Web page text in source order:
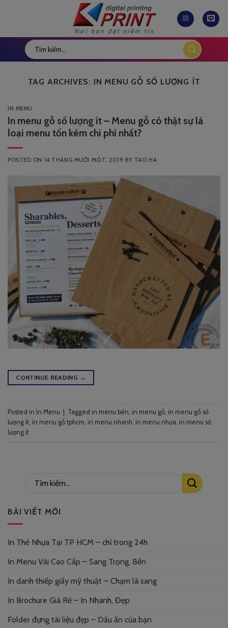
TAG ARCHIVES: IN MENU GỖ SỐ LƯỢNG ÍT
IN MENU
In menu gỗ số lượng ít – Menu gỗ có thật sự là
loại menu tốn kém chi phí nhất?
POSTED ON 14 THÁNG MƯỜI MỘT, 2019 BY TAO HA
CONTINUE READING →
Posted in In Menu Tagged in menu bền, in menu gỗ, in menu gỗ số
lượng ít, in menu gỗ tphcm, in menu nhanh, in menu nhựa, in menu số
lượng ít
BÀI VIẾT MỚI
In Thẻ Nhựa Tại TP HCM – chỉ trong 24h
In Menu Vải Cao Cấp – Sang Trọng, Bền
In danh thiếp giấy mỹ thuật – Chạm là sang
In Brochure Giá Rẻ – In Nhanh, Đẹp
Folder đựng tài liệu đẹp – Dấu ấn của bạn